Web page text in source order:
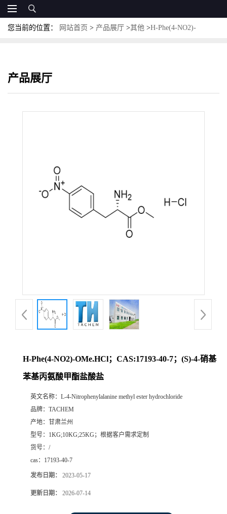
您当前的位置： 网站首页 > 产品展厅 >其他 >H-Phe(4-NO2)-
产品展厅
H-Phe(4-NO2)-OMe.HCl；CAS:17193-40-7；(S)-4-硝基
苯基丙氨酸甲酯盐酸盐
英文名称： L-4-Nitrophenylalanine methyl ester hydrochloride
品牌： TACHEM
产地： 甘肃兰州
型号： 1KG;10KG;25KG；根据客户需求定制
货号： /
cas： 17193-40-7
发布日期： 2023-05-17
更新日期： 2026-07-14